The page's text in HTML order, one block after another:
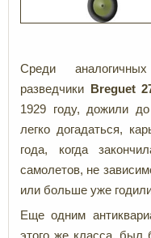
Среди
разведчики
Breguet
1929 году, дожили
легко догадаться,
года, когда
самолетов, не
или больше уже
Еще одним